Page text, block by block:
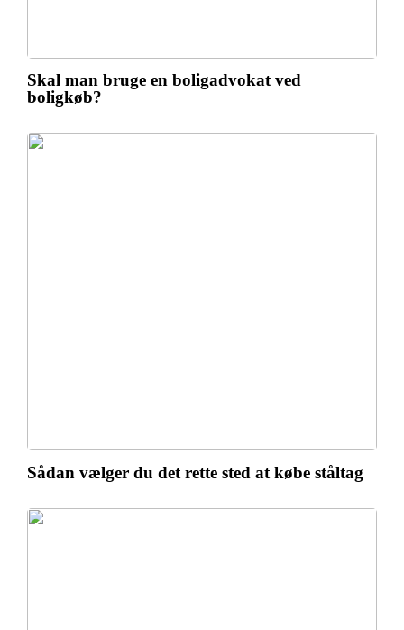
Skal man bruge en boligadvokat ved
boligkøb?
Sådan vælger du det rette sted at købe ståltag